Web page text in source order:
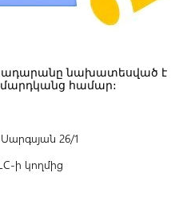
նախատեսված է
մարդկանց համար:
26/1
ի կողմից